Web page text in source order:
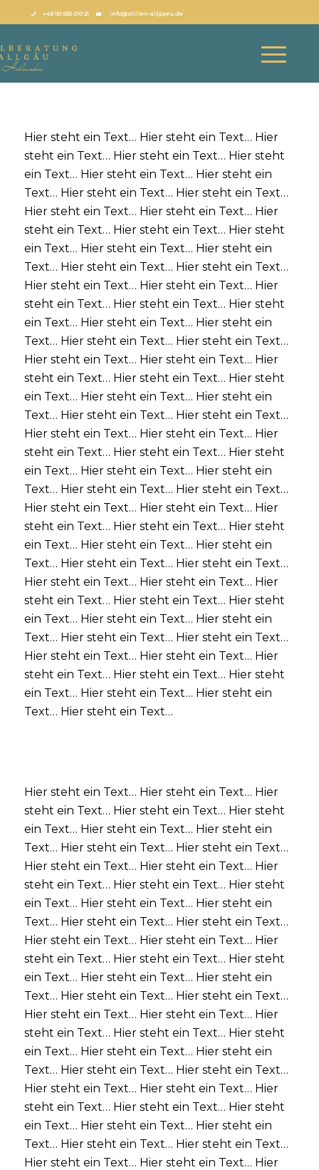
+49 151 555 010 21 info@stillen-allgaeu.de
Hier steht ein Text… Hier steht ein Text… Hier
steht ein Text… Hier steht ein Text… Hier steht
ein Text… Hier steht ein Text… Hier steht ein
Text… Hier steht ein Text… Hier steht ein Text…
Hier steht ein Text… Hier steht ein Text… Hier
steht ein Text… Hier steht ein Text… Hier steht
ein Text… Hier steht ein Text… Hier steht ein
Text… Hier steht ein Text… Hier steht ein Text…
Hier steht ein Text… Hier steht ein Text… Hier
steht ein Text… Hier steht ein Text… Hier steht
ein Text… Hier steht ein Text… Hier steht ein
Text… Hier steht ein Text… Hier steht ein Text…
Hier steht ein Text… Hier steht ein Text… Hier
steht ein Text… Hier steht ein Text… Hier steht
ein Text… Hier steht ein Text… Hier steht ein
Text… Hier steht ein Text… Hier steht ein Text…
Hier steht ein Text… Hier steht ein Text… Hier
steht ein Text… Hier steht ein Text… Hier steht
ein Text… Hier steht ein Text… Hier steht ein
Text… Hier steht ein Text… Hier steht ein Text…
Hier steht ein Text… Hier steht ein Text… Hier
steht ein Text… Hier steht ein Text… Hier steht
ein Text… Hier steht ein Text… Hier steht ein
Text… Hier steht ein Text… Hier steht ein Text…
Hier steht ein Text… Hier steht ein Text… Hier
steht ein Text… Hier steht ein Text… Hier steht
ein Text… Hier steht ein Text… Hier steht ein
Text… Hier steht ein Text… Hier steht ein Text…
Hier steht ein Text… Hier steht ein Text… Hier
steht ein Text… Hier steht ein Text… Hier steht
ein Text… Hier steht ein Text… Hier steht ein
Text… Hier steht ein Text…
Hier steht ein Text… Hier steht ein Text… Hier
steht ein Text… Hier steht ein Text… Hier steht
ein Text… Hier steht ein Text… Hier steht ein
Text… Hier steht ein Text… Hier steht ein Text…
Hier steht ein Text… Hier steht ein Text… Hier
steht ein Text… Hier steht ein Text… Hier steht
ein Text… Hier steht ein Text… Hier steht ein
Text… Hier steht ein Text… Hier steht ein Text…
Hier steht ein Text… Hier steht ein Text… Hier
steht ein Text… Hier steht ein Text… Hier steht
ein Text… Hier steht ein Text… Hier steht ein
Text… Hier steht ein Text… Hier steht ein Text…
Hier steht ein Text… Hier steht ein Text… Hier
steht ein Text… Hier steht ein Text… Hier steht
ein Text… Hier steht ein Text… Hier steht ein
Text… Hier steht ein Text… Hier steht ein Text…
Hier steht ein Text… Hier steht ein Text… Hier
steht ein Text… Hier steht ein Text… Hier steht
ein Text… Hier steht ein Text… Hier steht ein
Text… Hier steht ein Text… Hier steht ein Text…
Hier steht ein Text… Hier steht ein Text… Hier